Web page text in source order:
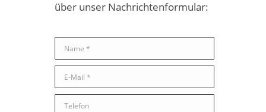
über unser Nachrichtenformular:
Name *
E-Mail *
Telefon